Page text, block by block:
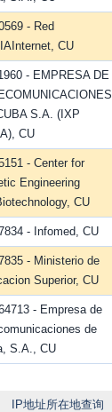
- Red
CU
- EMPRESA DE
S.A. (IXP
CU
- Center for
Engineering
CU
- Infomed, CU
- Ministerio de
Superior, CU
- Empresa de
de
S.A., CU
IP地址所在地查询